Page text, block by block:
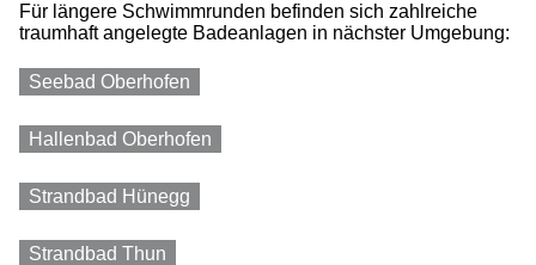
Für längere Schwimmrunden befinden sich zahlreiche
traumhaft angelegte Badeanlagen in nächster Umgebung:
Seebad Oberhofen
Hallenbad Oberhofen
Strandbad Hünegg
Strandbad Thun